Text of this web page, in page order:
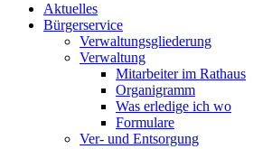
Aktuelles
Bürgerservice
Verwaltungsgliederung
Verwaltung
Mitarbeiter im Rathaus
Organigramm
Was erledige ich wo
Formulare
Ver- und Entsorgung